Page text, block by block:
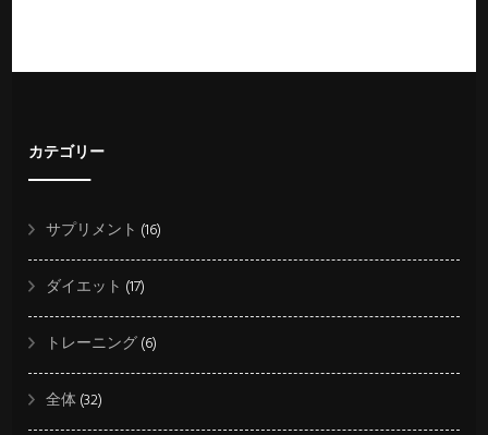
べ
♪)
カテゴリー
サプリメント (16)
ダイエット (17)
トレーニング(6)
全体(32)